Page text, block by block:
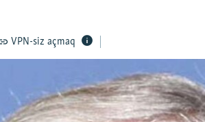
VPN-siz açmaq